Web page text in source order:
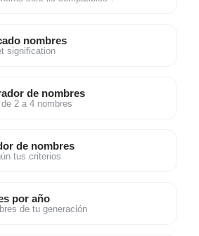
nombres
signification
de nombres
2 a 4 nombres
de nombres
tus criterios
por año
de tu generación